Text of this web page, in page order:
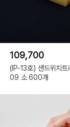
109,700
(IP-13호) 샌드위치트
09 소 600개